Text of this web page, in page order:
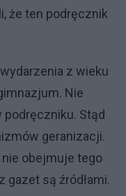
że ten podręcznik
z wieku
Nie
Stąd
geranizacji.
nie obejmuje tego
gazet są źródłami.